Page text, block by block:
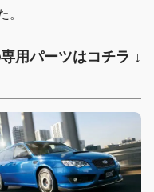
。
用パーツはコチラ ↓